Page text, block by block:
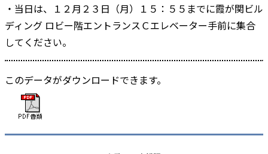
・当日は、１２月２３日（月）１５：５５までに霞が関ビル
ディング ロビー階エントランスＣエレベーター手前に集合
してください。
このデータがダウンロードできます。